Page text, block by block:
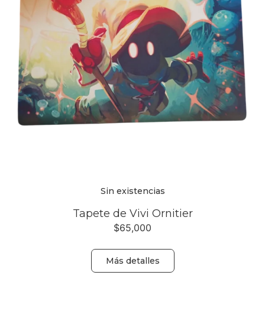
Sin existencias
Tapete de Vivi Ornitier
$65,000
Más detalles